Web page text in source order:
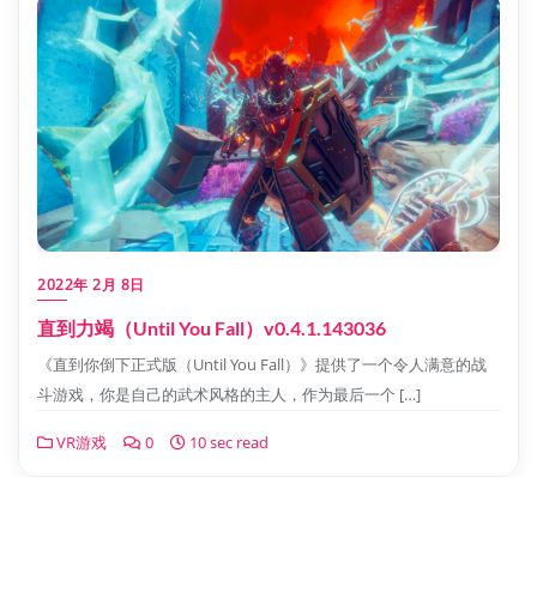
2022年 2月 8日
直到力竭（Until You Fall）v0.4.1.143036
《直到你倒下正式版（Until You Fall）》提供了一个令人满意的战
斗游戏，你是自己的武术风格的主人，作为最后一个 […]
VR游戏 0 10 sec read